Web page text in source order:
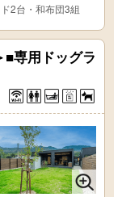
2台・和布団3組
専用ドッグラ